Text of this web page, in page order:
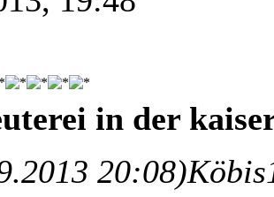
in der
20:08)